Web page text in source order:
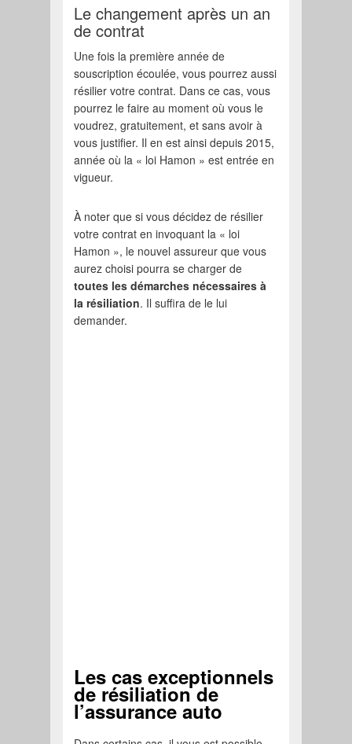
Le changement après un an
de contrat
Une fois la première année de
souscription écoulée, vous pourrez aussi
résilier votre contrat. Dans ce cas, vous
pourrez le faire au moment où vous le
voudrez, gratuitement, et sans avoir à
vous justifier. Il en est ainsi depuis 2015,
année où la « loi Hamon » est entrée en
vigueur.
À noter que si vous décidez de résilier
votre contrat en invoquant la « loi
Hamon », le nouvel assureur que vous
aurez choisi pourra se charger de
toutes les démarches nécessaires à
la résiliation. Il suffira de le lui
demander.
Les cas exceptionnels
de résiliation de
l’assurance auto